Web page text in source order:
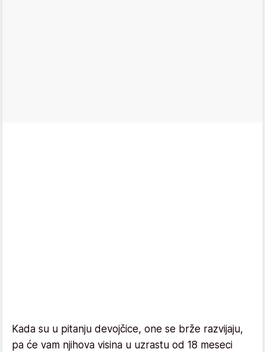
Kada su u pitanju devojčice, one se brže razvijaju,
pa će vam njihova visina u uzrastu od 18 meseci